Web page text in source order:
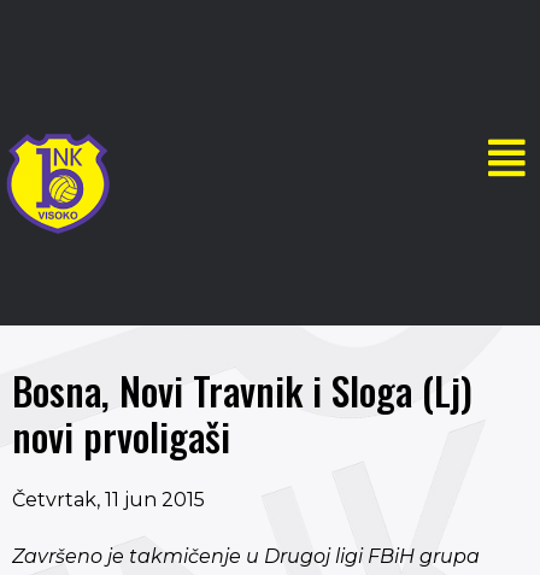
Bosna, Novi Travnik i Sloga (Lj)
novi prvoligaši
Četvrtak, 11 jun 2015
Završeno je takmičenje u Drugoj ligi FBiH grupa